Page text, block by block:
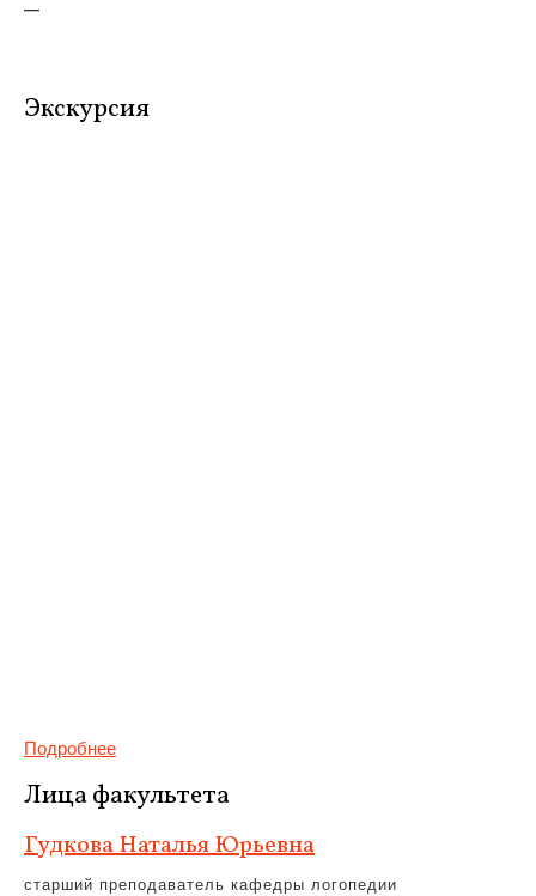
—
Экскурсия
Подробнее
Лица факультета
Гудкова Наталья Юрьевна
старший преподаватель кафедры логопедии